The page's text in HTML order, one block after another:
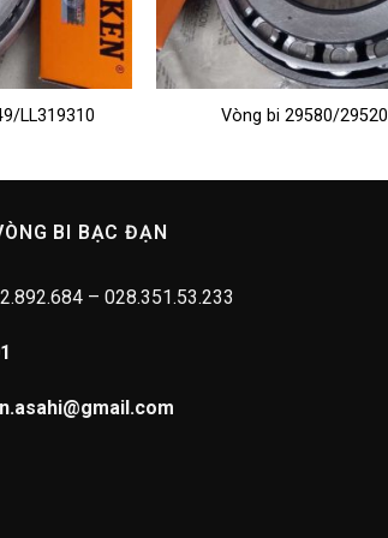
LL319310 Vòng bi 29580/29520
BI BẠC ĐẠN
– 028.351.53.233